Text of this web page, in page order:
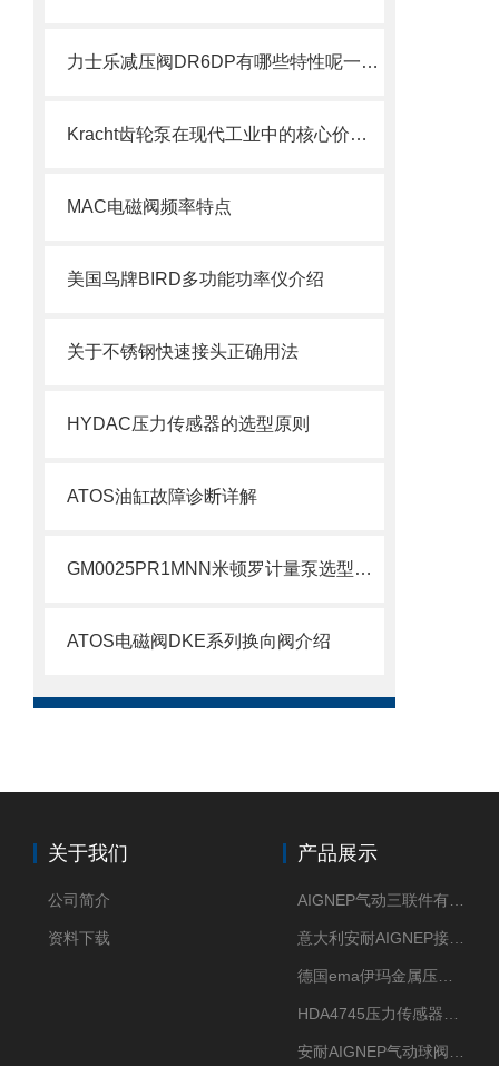
力士乐减压阀DR6DP有哪些特性呢一起了解下
Kracht齿轮泵在现代工业中的核心价值与作用
MAC电磁阀频率特点
美国鸟牌BIRD多功能功率仪介绍
关于不锈钢快速接头正确用法
HYDAC压力传感器的选型原则
ATOS油缸故障诊断详解
GM0025PR1MNN米顿罗计量泵选型介绍
ATOS电磁阀DKE系列换向阀介绍
关于我们
公司简介
资料下载
产品展示